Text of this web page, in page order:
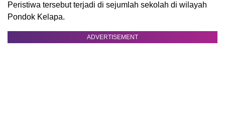
Peristiwa tersebut terjadi di sejumlah sekolah di wilayah
Pondok Kelapa.
ADVERTISEMENT